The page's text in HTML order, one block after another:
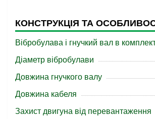
КОНСТРУКЦІЯ ТА
Вібробулава і гнучкий вал в
Діаметр вібробулави
Довжина гнучкого валу
Довжина кабеля
Захист двигуна від перевантаження